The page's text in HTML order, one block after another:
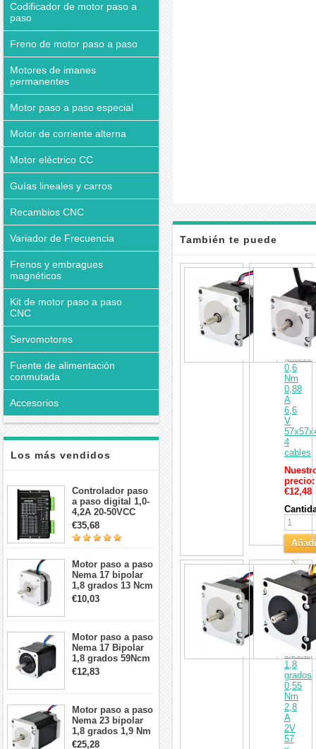
Codificador de motor paso a
paso
Freno de motor paso a paso
Motores de imanes
permanentes
Motor paso a paso especial
Motor de corriente alterna
Motor eléctrico CC
Guías lineales y carros
Recambios CNC
Variador de Frecuencia
Frenos y embragues
magnéticos
Kit de motor paso a paso
CNC
Servomotores
Fuente de alimentación
conmutada
Accesorios
Los más vendidos
Controlador paso
a paso digital 1,0-
4,2A 20-50VCC
para motor paso a
paso Nema 17, 23,
24
€35,68
Motor paso a paso
Nema 17 bipolar
1,8 grados 13 Ncm
1A 3,5 V
42x42x20mm 4
€10,03
Motor paso a paso
Nema 17 Bipolar
1,8 grados 59Ncm
2A 42x48mm 4
cables compatible
€12,83
Motor paso a paso
Nema 23 bipolar
1,8 grados 1,9 Nm
2,8 A 3,2 V
€25,28
También te puede
interesar
Motor
paso
a
paso
Nema
23
bipolar
1,8
grados
0,6
Nm
0,88
A
6,6
V
4
cables
precio:
€12,48
al
Motor
paso
a
paso
Nema
23
doble
bipolar,
1,8
grados
0,55
Nm
2,8
A
2V
57